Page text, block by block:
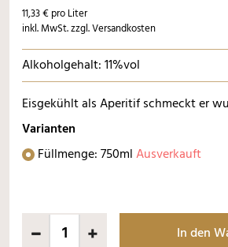
11,33 € pro Liter
inkl. MwSt. zzgl. Versandkosten
Alkoholgehalt: 11%vol
Eisgekühlt als Aperitif schmeckt er
Varianten
Füllmenge: 750mlAusverkauft
In den